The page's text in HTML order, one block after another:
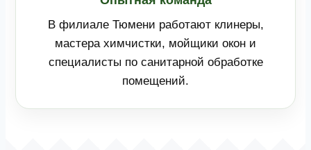
В филиале Тюмени работают клинеры,
мастера химчистки, мойщики окон и
специалисты по санитарной обработке
помещений.